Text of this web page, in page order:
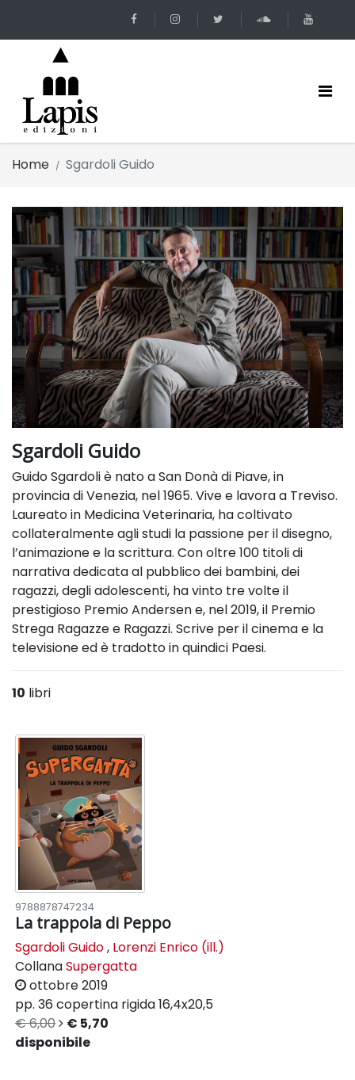
Home Sgardoli Guido
Sgardoli Guido
Guido Sgardoli è nato a San Donà di Piave, in
provincia di Venezia, nel 1965. Vive e lavora a Treviso.
Laureato in Medicina Veterinaria, ha coltivato
collateralmente agli studi la passione per il disegno,
l’animazione e la scrittura. Con oltre 100 titoli di
narrativa dedicata al pubblico dei bambini, dei
ragazzi, degli adolescenti, ha vinto tre volte il
prestigioso Premio Andersen e, nel 2019, il Premio
Strega Ragazze e Ragazzi. Scrive per il cinema e la
televisione ed è tradotto in quindici Paesi.
10 libri
9788878747234
La trappola di Peppo
Sgardoli Guido, Lorenzi Enrico (ill.)
CollanaSupergatta
ottobre 2019
pp. 36 copertina rigida16,4x20,5
€ 6,00
€ 5,70
disponibile